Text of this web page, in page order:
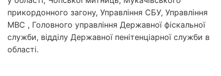
прикордонного загону, Управління СБУ, Управління
МВС , Головного управління Державної фіскальної
служби, відділу Державної пенітенціарної служби в
області.